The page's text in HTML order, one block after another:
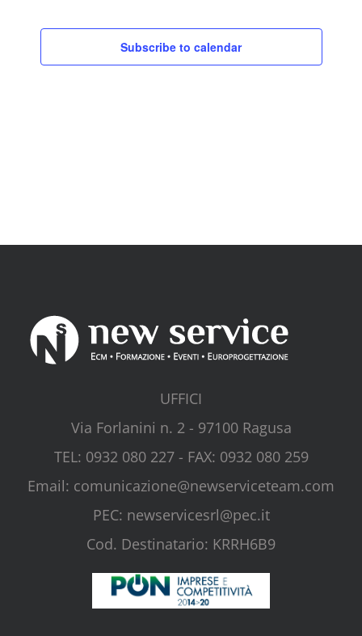
Subscribe to calendar
UFFICI
Via Forlanini n. 2 - 97100 Ragusa
TEL: 0932 080 227 - FAX: 0932 080 259
Email: comunicazione@newserviceteam.com
PEC: newservicesrl@pec.it
Cod. Destinatario: KRRH6B9